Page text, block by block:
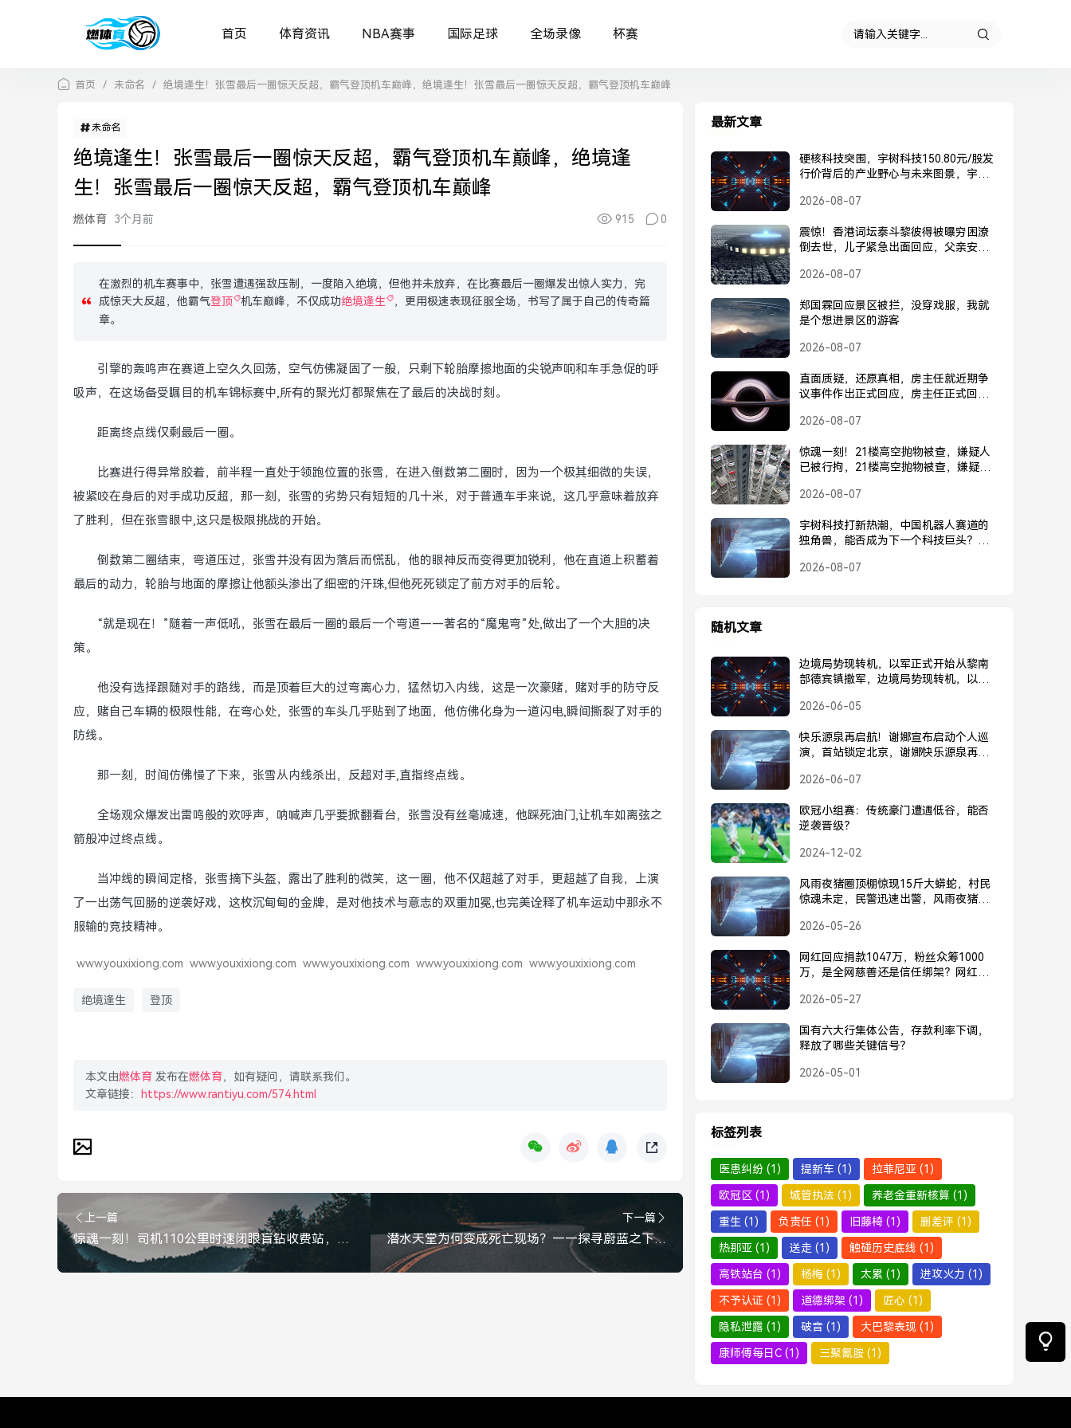
首页 体育资讯 NBA赛事 国际足球 全场录像 杯赛
首页 / 未命名 / 绝境逢生！张雪最后一圈惊天反超，霸气登顶机车巅峰，绝境逢生！张雪最后一圈惊天反超，霸气登顶机车巅峰
未命名
绝境逢生！张雪最后一圈惊天反超，霸气登顶机车巅峰，绝境逢
生！张雪最后一圈惊天反超，霸气登顶机车巅峰
燃体育 3个月前 915 0
在激烈的机车赛事中，张雪遭遇强敌压制，一度陷入绝境，但他并未放弃，在比赛最后一圈爆发出惊人实力，完
成惊天大反超，他霸气登顶 机车巅峰，不仅成功绝境逢生
，更用极速表现征服全场，书写了属于自己的传奇篇
章。
引擎的轰鸣声在赛道上空久久回荡，空气仿佛凝固了一般，只剩下轮胎摩擦地面的尖锐声响和车手急促的呼
吸声，在这场备受瞩目的机车锦标赛中,所有的聚光灯都聚焦在了最后的决战时刻。
距离终点线仅剩最后一圈。
比赛进行得异常胶着，前半程一直处于领跑位置的张雪，在进入倒数第二圈时，因为一个极其细微的失误，
被紧咬在身后的对手成功反超，那一刻，张雪的劣势只有短短的几十米，对于普通车手来说，这几乎意味着放弃
了胜利，但在张雪眼中,这只是极限挑战的开始。
倒数第二圈结束，弯道压过，张雪并没有因为落后而慌乱，他的眼神反而变得更加锐利，他在直道上积蓄着
最后的动力，轮胎与地面的摩擦让他额头渗出了细密的汗珠,但他死死锁定了前方对手的后轮。
“就是现在！”随着一声低吼，张雪在最后一圈的最后一个弯道——著名的“魔鬼弯”处,做出了一个大胆的决
策。
他没有选择跟随对手的路线，而是顶着巨大的过弯离心力，猛然切入内线，这是一次豪赌，赌对手的防守反
应，赌自己车辆的极限性能，在弯心处，张雪的车头几乎贴到了地面，他仿佛化身为一道闪电,瞬间撕裂了对手的
防线。
那一刻，时间仿佛慢了下来，张雪从内线杀出，反超对手,直指终点线。
全场观众爆发出雷鸣般的欢呼声，呐喊声几乎要掀翻看台，张雪没有丝毫减速，他踩死油门,让机车如离弦之
箭般冲过终点线。
当冲线的瞬间定格，张雪摘下头盔，露出了胜利的微笑，这一圈，他不仅超越了对手，更超越了自我，上演
了一出荡气回肠的逆袭好戏，这枚沉甸甸的金牌，是对他技术与意志的双重加冕,也完美诠释了机车运动中那永不
服输的竞技精神。
www.youxixiong.com www.youxixiong.com www.youxixiong.com www.youxixiong.com www.youxixiong.com
绝境逢生 登顶
本文由燃体育 发布在燃体育，如有疑问，请联系我们。
文章链接：
https://www.rantiyu.com/574.html
上一篇
惊魂一刻！司机110公里时速闭眼盲钻收费站，生死仅在一念间，惊魂！司机110公里时速闭眼盲钻收费站
下一篇
潜水天堂为何变成死亡现场？——探寻蔚蓝之下的残酷真相
最新文章
硬核科技突围，宇树科技150.80元/股发
行价背后的产业野心与未来图景，宇树
背后的产业野心与未来图景
2026-08-07
震惊！香港词坛泰斗黎彼得被曝穷困潦
倒去世，儿子紧急出面回应，父亲安
紧急回应，父亲安好并未离世
2026-08-07
郑国霖回应景区被拦，没穿戏服，我就
是个想进景区的游客
2026-08-07
直面质疑，还原真相，房主任就近期争
议事件作出正式回应，房主任正式回应
2026-08-07
惊魂一刻！21楼高空抛物被查，嫌疑人
已被行拘，21楼高空抛物被查，嫌疑人
2026-08-07
宇树科技打新热潮，中国机器人赛道的
独角兽，能否成为下一个科技巨头？宇
否成为下一个科技巨头？
2026-08-07
随机文章
边境局势现转机，以军正式开始从黎南
部德宾镇撤军，边境局势现转机，以军
2026-06-05
快乐源泉再启航！谢娜宣布启动个人巡
演，首站锁定北京，谢娜快乐源泉再启
2026-06-07
欧冠小组赛：传统豪门遭遇低谷，能否
逆袭晋级？
2024-12-02
风雨夜猪圈顶棚惊现15斤大蟒蛇，村民
惊魂未定，民警迅速出警，风雨夜猪圈
迅速出警处置
2026-05-26
网红回应捐款1047万，粉丝众筹1000
万，是全网慈善还是信任绑架？网红捐
善还是信任绑架？
2026-05-27
国有六大行集体公告，存款利率下调，
释放了哪些关键信号？
2026-05-01
标签列表
医患纠纷 (1) 提新车 (1) 拉菲尼亚 (1)
欧冠区 (1) 城管执法 (1) 养老金重新核算 (1)
重生 (1) 负责任 (1) 旧藤椅 (1) 删差评 (1)
热那亚 (1) 送走 (1) 触碰历史底线 (1)
高铁站台 (1) 杨梅 (1) 太累 (1) 进攻火力 (1)
不予认证 (1) 道德绑架 (1) 匠心 (1)
隐私泄露 (1) 破音 (1) 大巴黎表现 (1)
康师傅每日C (1) 三聚氰胺 (1)